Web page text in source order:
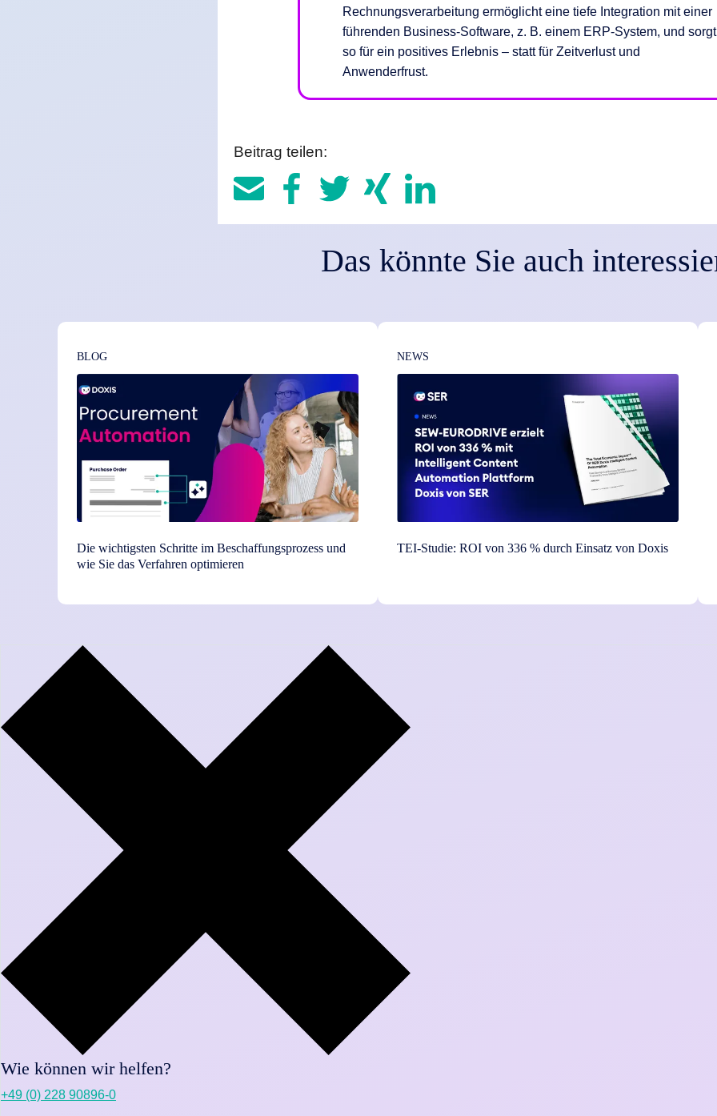
Rechnungsverarbeitung ermöglicht eine tiefe Integration mit einer
führenden Business-Software, z. B. einem ERP-System, und sorgt
so für ein positives Erlebnis – statt für Zeitverlust und
Anwenderfrust.
Beitrag teilen:
Das könnte Sie auch
BLOG
Die wichtigsten Schritte im Beschaffungsprozess und
wie Sie das Verfahren optimieren
NEWS
TEI-Studie: ROI von 336 % durch Einsatz von Doxis
Wie können wir helfen?
+49 (0) 228 90896-0